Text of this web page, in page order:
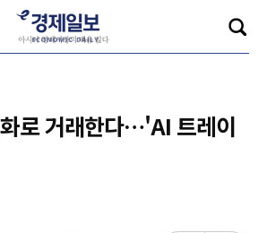
로 거래한다…'AI 트레이